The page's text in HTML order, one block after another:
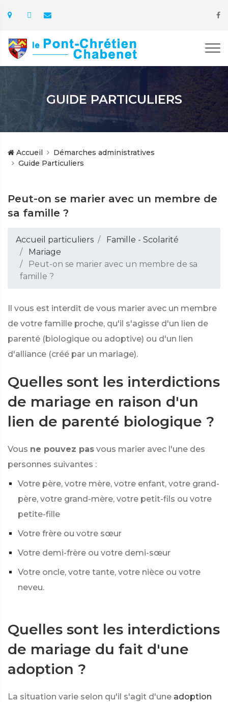
GUIDE PARTICULIERS
Accueil
Démarches administratives
Guide Particuliers
Peut-on se marier avec un membre de
sa famille ?
Accueil particuliers
Famille - Scolarité
Mariage
Peut-on se marier avec un membre de sa
famille ?
Il vous est interdit de vous marier avec un membre
de votre famille proche, qu'il s'agisse d'un lien de
parenté (biologique ou adoptive) ou d'un lien
d'alliance (créé par un mariage).
Quelles sont les interdictions
de mariage en raison d'un
lien de parenté biologique ?
Vous ne pouvez pas vous marier avec l'une des
personnes suivantes :
Votre père, votre mère, votre enfant, votre grand-
père, votre grand-mère, votre petit-fils ou votre
petite-fille
Votre frère ou votre sœur
Votre demi-frère ou votre demi-sœur
Votre oncle, votre tante, votre nièce ou votre
neveu.
Quelles sont les interdictions
de mariage du fait d'une
adoption ?
La situation varie selon qu'il s'agit d'une adoption